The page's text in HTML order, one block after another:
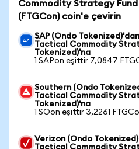
Commodity Strategy Fund
(FTGCon) coin'e çevirin
SAP (Ondo
Tactical Commodity
Tokenized)'na
1 SAPon eşittir 7,0847
Southern (Ondo
Tactical Commodity
Tokenized)'na
1 SOon eşittir 3,2261
Verizon (Ondo
Tactical Commodity